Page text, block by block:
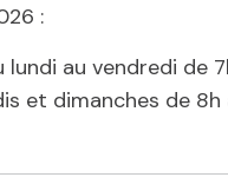
:
lundi au vendredi de
et dimanches de 8h